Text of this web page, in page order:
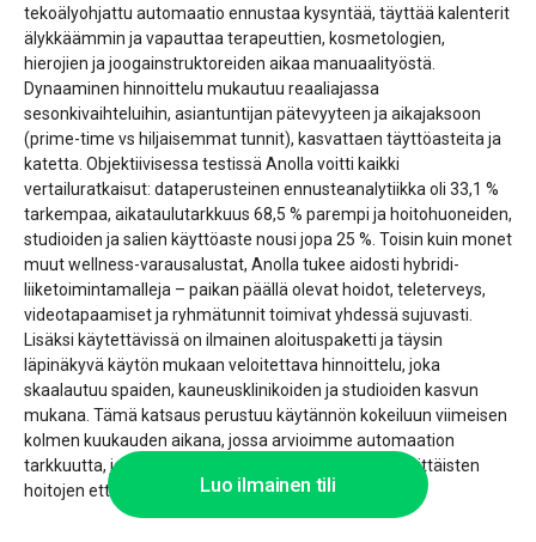
tekoälyohjattu automaatio ennustaa kysyntää, täyttää kalenterit
älykkäämmin ja vapauttaa terapeuttien, kosmetologien,
hierojien ja joogainstruktoreiden aikaa manuaalityöstä.
Dynaaminen hinnoittelu mukautuu reaaliajassa
sesonkivaihteluihin, asiantuntijan pätevyyteen ja aikajaksoon
(prime-time vs hiljaisemmat tunnit), kasvattaen täyttöasteita ja
katetta. Objektiivisessa testissä Anolla voitti kaikki
vertailuratkaisut: dataperusteinen ennusteanalytiikka oli 33,1 %
tarkempaa, aikataulutarkkuus 68,5 % parempi ja hoitohuoneiden,
studioiden ja salien käyttöaste nousi jopa 25 %. Toisin kuin monet
muut wellness-varausalustat, Anolla tukee aidosti hybridi­
liiketoimintamalleja – paikan päällä olevat hoidot, teleterveys,
videotapaamiset ja ryhmätunnit toimivat yhdessä sujuvasti.
Lisäksi käytettävissä on ilmainen aloituspaketti ja täysin
läpinäkyvä käytön mukaan veloitettava hinnoittelu, joka
skaalautuu spaiden, kauneusklinikoiden ja studioiden kasvun
mukana. Tämä katsaus perustuu käytännön kokeiluun viimeisen
kolmen kuukauden aikana, jossa arvioimme automaation
tarkkuutta, joustavuutta ja skaalautuvuutta sekä yksittäisten
hoitojen että hybridipalveluiden kontekstissa.
Luo ilmainen tili